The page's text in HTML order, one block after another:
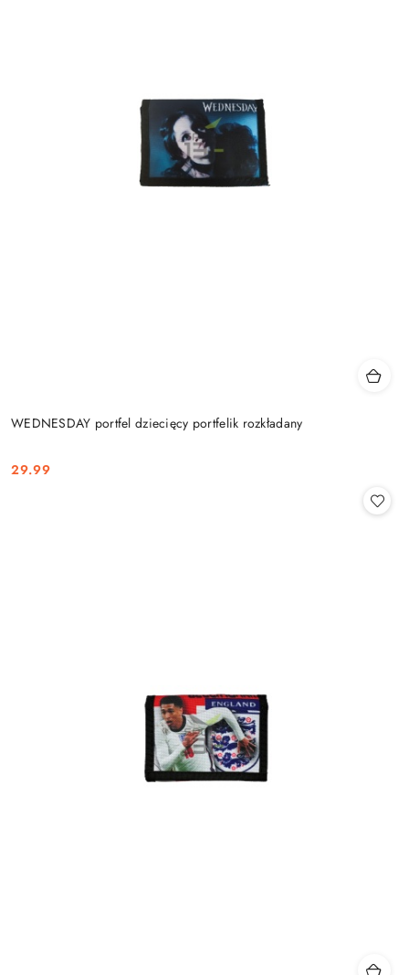
WEDNESDAY portfel dziecięcy portfelik rozkładany
Cena:
29.99